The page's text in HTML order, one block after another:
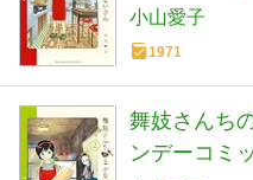
小山愛子
1971
舞妓さんち
ンデーコミ